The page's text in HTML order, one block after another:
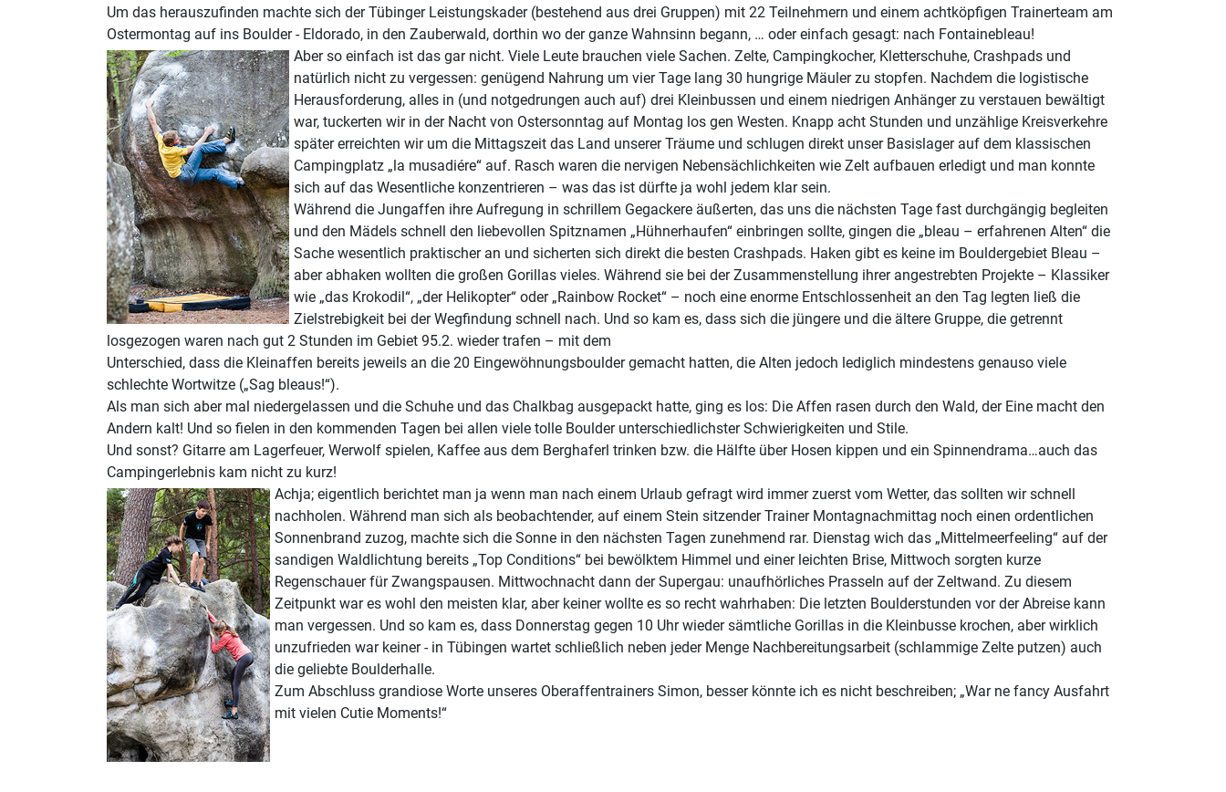
Um das herauszufinden machte sich der Tübinger Leistungskader (bestehend aus drei Gruppen) mit 22 Teilnehmern und einem achtköpfigen Trainerteam am
Ostermontag auf ins Boulder - Eldorado, in den Zauberwald, dorthin wo der ganze Wahnsinn begann, … oder einfach gesagt: nach Fontainebleau!
Aber so einfach ist das gar nicht. Viele Leute brauchen viele Sachen. Zelte, Campingkocher, Kletterschuhe, Crashpads und
natürlich nicht zu vergessen: genügend Nahrung um vier Tage lang 30 hungrige Mäuler zu stopfen. Nachdem die logistische
Herausforderung, alles in (und notgedrungen auch auf) drei Kleinbussen und einem niedrigen Anhänger zu verstauen bewältigt
war, tuckerten wir in der Nacht von Ostersonntag auf Montag los gen Westen. Knapp acht Stunden und unzählige Kreisverkehre
später erreichten wir um die Mittagszeit das Land unserer Träume und schlugen direkt unser Basislager auf dem klassischen
Campingplatz „la musadiére“ auf. Rasch waren die nervigen Nebensächlichkeiten wie Zelt aufbauen erledigt und man konnte
sich auf das Wesentliche konzentrieren – was das ist dürfte ja wohl jedem klar sein.
Während die Jungaffen ihre Aufregung in schrillem Gegackere äußerten, das uns die nächsten Tage fast durchgängig begleiten
und den Mädels schnell den liebevollen Spitznamen „Hühnerhaufen“ einbringen sollte, gingen die „bleau – erfahrenen Alten“ die
Sache wesentlich praktischer an und sicherten sich direkt die besten Crashpads. Haken gibt es keine im Bouldergebiet Bleau –
aber abhaken wollten die großen Gorillas vieles. Während sie bei der Zusammenstellung ihrer angestrebten Projekte – Klassiker
wie „das Krokodil“, „der Helikopter“ oder „Rainbow Rocket“ – noch eine enorme Entschlossenheit an den Tag legten ließ die
Zielstrebigkeit bei der Wegfindung schnell nach. Und so kam es, dass sich die jüngere und die ältere Gruppe, die getrennt
losgezogen waren nach gut 2 Stunden im Gebiet 95.2. wieder trafen – mit dem
Unterschied, dass die Kleinaffen bereits jeweils an die 20 Eingewöhnungsboulder gemacht hatten, die Alten jedoch lediglich mindestens genauso viele
schlechte Wortwitze („Sag bleaus!“).
Als man sich aber mal niedergelassen und die Schuhe und das Chalkbag ausgepackt hatte, ging es los: Die Affen rasen durch den Wald, der Eine macht den
Andern kalt! Und so fielen in den kommenden Tagen bei allen viele tolle Boulder unterschiedlichster Schwierigkeiten und Stile.
Und sonst? Gitarre am Lagerfeuer, Werwolf spielen, Kaffee aus dem Berghaferl trinken bzw. die Hälfte über Hosen kippen und ein Spinnendrama…auch das
Campingerlebnis kam nicht zu kurz!
Achja; eigentlich berichtet man ja wenn man nach einem Urlaub gefragt wird immer zuerst vom Wetter, das sollten wir schnell
nachholen. Während man sich als beobachtender, auf einem Stein sitzender Trainer Montagnachmittag noch einen ordentlichen
Sonnenbrand zuzog, machte sich die Sonne in den nächsten Tagen zunehmend rar. Dienstag wich das „Mittelmeerfeeling“ auf der
sandigen Waldlichtung bereits „Top Conditions“ bei bewölktem Himmel und einer leichten Brise, Mittwoch sorgten kurze
Regenschauer für Zwangspausen. Mittwochnacht dann der Supergau: unaufhörliches Prasseln auf der Zeltwand. Zu diesem
Zeitpunkt war es wohl den meisten klar, aber keiner wollte es so recht wahrhaben: Die letzten Boulderstunden vor der Abreise kann
man vergessen. Und so kam es, dass Donnerstag gegen 10 Uhr wieder sämtliche Gorillas in die Kleinbusse krochen, aber wirklich
unzufrieden war keiner - in Tübingen wartet schließlich neben jeder Menge Nachbereitungsarbeit (schlammige Zelte putzen) auch
die geliebte Boulderhalle.
Zum Abschluss grandiose Worte unseres Oberaffentrainers Simon, besser könnte ich es nicht beschreiben; „War ne fancy Ausfahrt
mit vielen Cutie Moments!“